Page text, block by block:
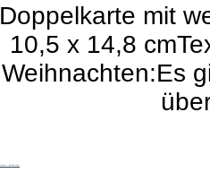
Doppelkarte mit
10,5 x 14,8
Weihnachten:Es